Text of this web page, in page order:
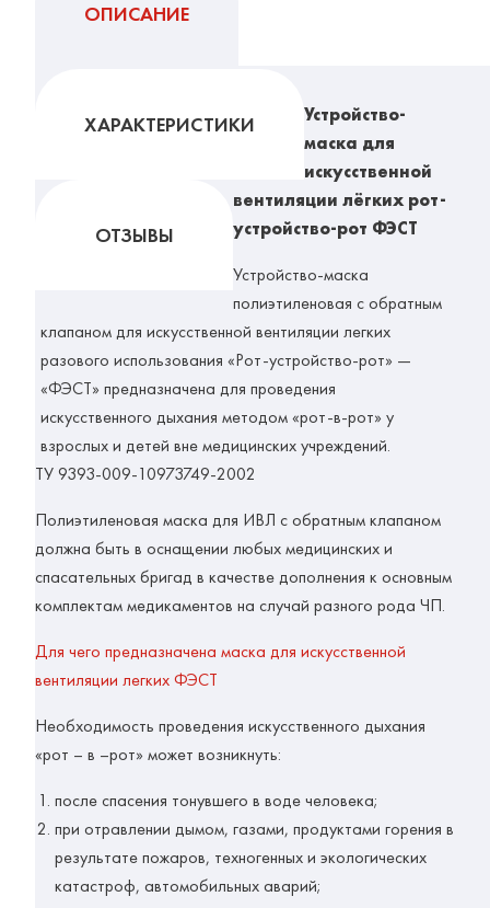
ОПИСАНИЕ
ХАРАКТЕРИСТИКИ
ОТЗЫВЫ
Устройство-
маска для
искусственной
вентиляции лёгких рот-
устройство-рот ФЭСТ
Устройство-маска
полиэтиленовая с обратным
клапаном для искусственной вентиляции легких
разового использования «Рот-устройство-рот» —
«ФЭСТ» предназначена для проведения
искусственного дыхания методом «рот-в-рот» у
взрослых и детей вне медицинских учреждений.
ТУ 9393-009-10973749-2002
Полиэтиленовая маска для ИВЛ с обратным клапаном
должна быть в оснащении любых медицинских и
спасательных бригад в качестве дополнения к основным
комплектам медикаментов на случай разного рода ЧП.
Для чего предназначена маска для искусственной
вентиляции легких ФЭСТ
Необходимость проведения искусственного дыхания
«рот – в –рот» может возникнуть:
после спасения тонувшего в воде человека;
при отравлении дымом, газами, продуктами горения в
результате пожаров, техногенных и экологических
катастроф, автомобильных аварий;